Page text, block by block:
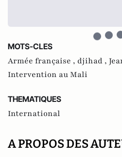
MOTS-CLES
Armée française , djihad ,
Intervention au Mali
THEMATIQUES
International
A PROPOS DES